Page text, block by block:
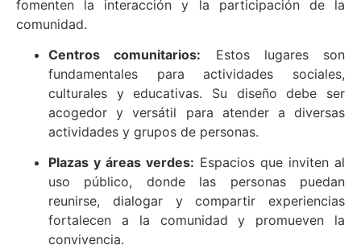
fomenten la interacción y la participación de la
comunidad.
Centros comunitarios: Estos lugares son
fundamentales para actividades sociales,
culturales y educativas. Su diseño debe ser
acogedor y versátil para atender a diversas
actividades y grupos de personas.
Plazas y áreas verdes: Espacios que inviten al
uso público, donde las personas puedan
reunirse, dialogar y compartir experiencias
fortalecen a la comunidad y promueven la
convivencia.